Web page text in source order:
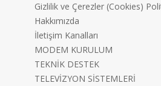
Gizlilik ve Çerezler (Cookies)
Hakkımızda
İletişim Kanalları
MODEM KURULUM
TEKNİK DESTEK
TELEVİZYON SİSTEMLERİ